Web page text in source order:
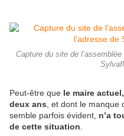
Capture du site de
Peut-être que le maire
deux ans , et dont le manque
semble parfois évident, n’a
de cette situation